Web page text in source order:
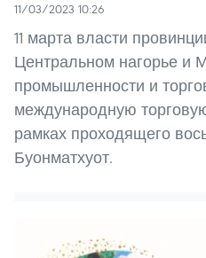
11/03/2023 10:26
11 марта власти
Центральном нагорье и
промышленности и
международную
рамках проходящего
Буонматхуот.